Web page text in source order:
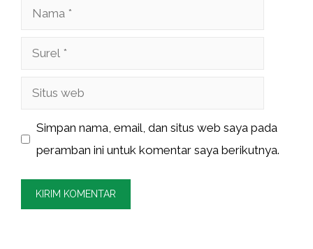
Nama
Surel
Situs
Simpan nama, email, dan situs web saya pada
peramban ini untuk komentar saya berikutnya.